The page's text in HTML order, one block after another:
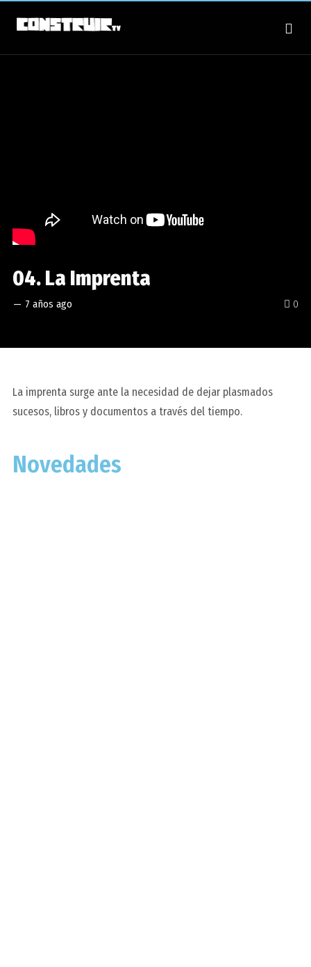
0
04. La Imprenta
— 7 años ago
La imprenta surge ante la necesidad de dejar plasmados
sucesos, libros y documentos a través del tiempo.
Novedades